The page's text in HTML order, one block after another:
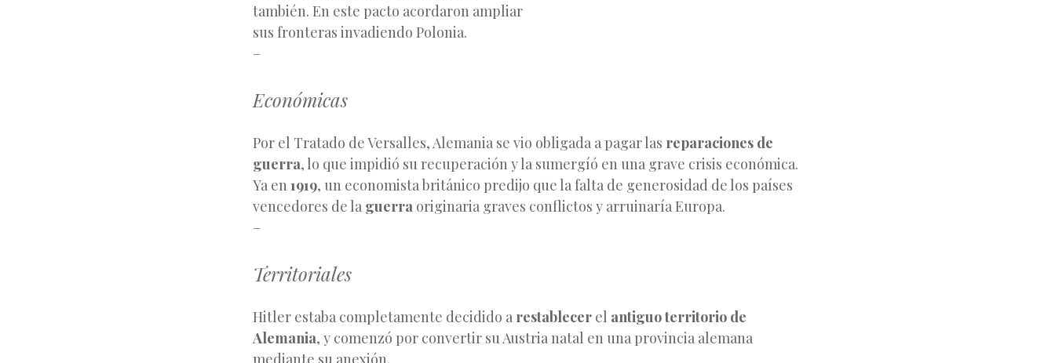
también. En este pacto acordaron ampliar
sus fronteras invadiendo Polonia.
–
Económicas
Por el Tratado de Versalles, Alemania se vio obligada a pagar las reparaciones de
guerra, lo que impidió su recuperación y la sumergíó en una grave crisis económica.
Ya en 1919, un economista británico predijo que la falta de generosidad de los países
vencedores de la guerra originaria graves conflictos y arruinaría Europa.
–
Territoriales
Hitler estaba completamente decidido a restablecer el antiguo territorio de
Alemania, y comenzó por convertir su Austria natal en una provincia alemana
mediante su anexión.